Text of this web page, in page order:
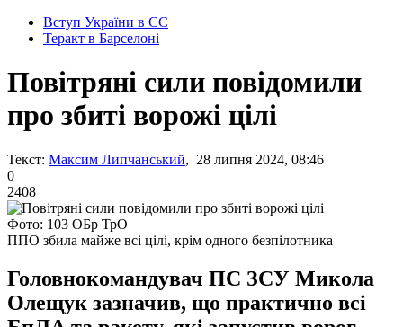
Вступ України в ЄС
Теракт в Барселоні
Повітряні сили повідомили
про збиті ворожі цілі
Текст: Максим Липчанський, 28 липня 2024, 08:46
0
2408
Фото: 103 ОБр ТрО
ППО збила майже всі цілі, крім одного безпілотника
Головнокомандувач ПС ЗСУ Микола
Олещук зазначив, що практично всі